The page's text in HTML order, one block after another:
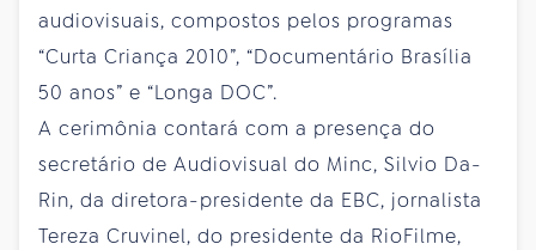
audiovisuais, compostos pelos programas
“Curta Criança 2010”, “Documentário Brasília
50 anos” e “Longa DOC”.
A cerimônia contará com a presença do
secretário de Audiovisual do Minc, Silvio Da-
Rin, da diretora-presidente da EBC, jornalista
Tereza Cruvinel, do presidente da RioFilme,